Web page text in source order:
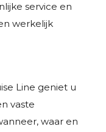
service en
werkelijk
Line geniet u
vaste
waar en